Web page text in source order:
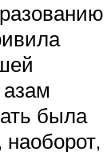
была
наоборот,